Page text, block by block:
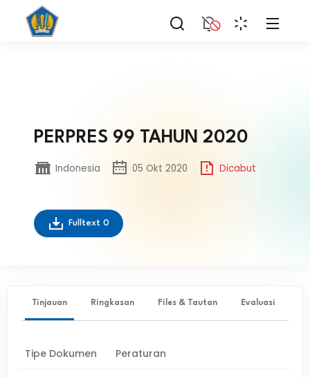
PERPRES 99 TAHUN 2020
Indonesia 05 Okt 2020 Dicabut
Fulltext 0
Tinjauan Ringkasan Files & Tautan Evaluasi
Tipe Dokumen Peraturan